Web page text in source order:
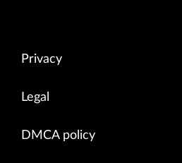
Privacy
Legal
DMCA policy